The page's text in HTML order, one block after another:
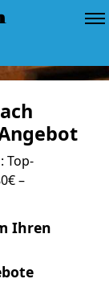
Top-
–
Ihren